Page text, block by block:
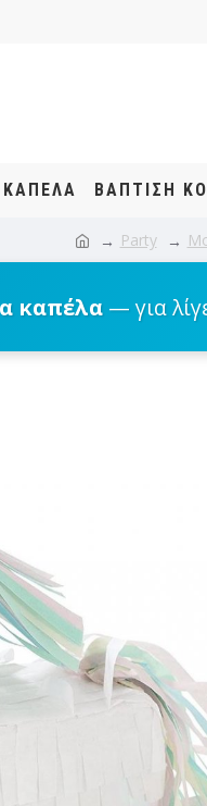
ΚΑΠΕΛΑ ΒΆΠΤΙΣΗ
Party
καπέλα — για